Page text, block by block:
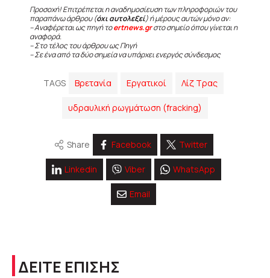
Προσοχή! Επιτρέπεται η αναδημοσίευση των πληροφοριών του
παραπάνω άρθρου (όχι αυτολεξεί) ή μέρους αυτών μόνο αν:
– Αναφέρεται ως πηγή τοertnews.grστο σημείο όπου γίνεται η
αναφορά.
– Στο τέλος του άρθρου ως Πηγή
– Σε ένα από τα δύο σημεία να υπάρχει ενεργός σύνδεσμος
TAGS Βρετανία Εργατικοί Λίζ Τρας
υδραυλική ρωγμάτωση (fracking)
Share Facebook Twitter
Linkedin Viber WhatsApp
Email
ΔΕΙΤΕ ΕΠΙΣΗΣ